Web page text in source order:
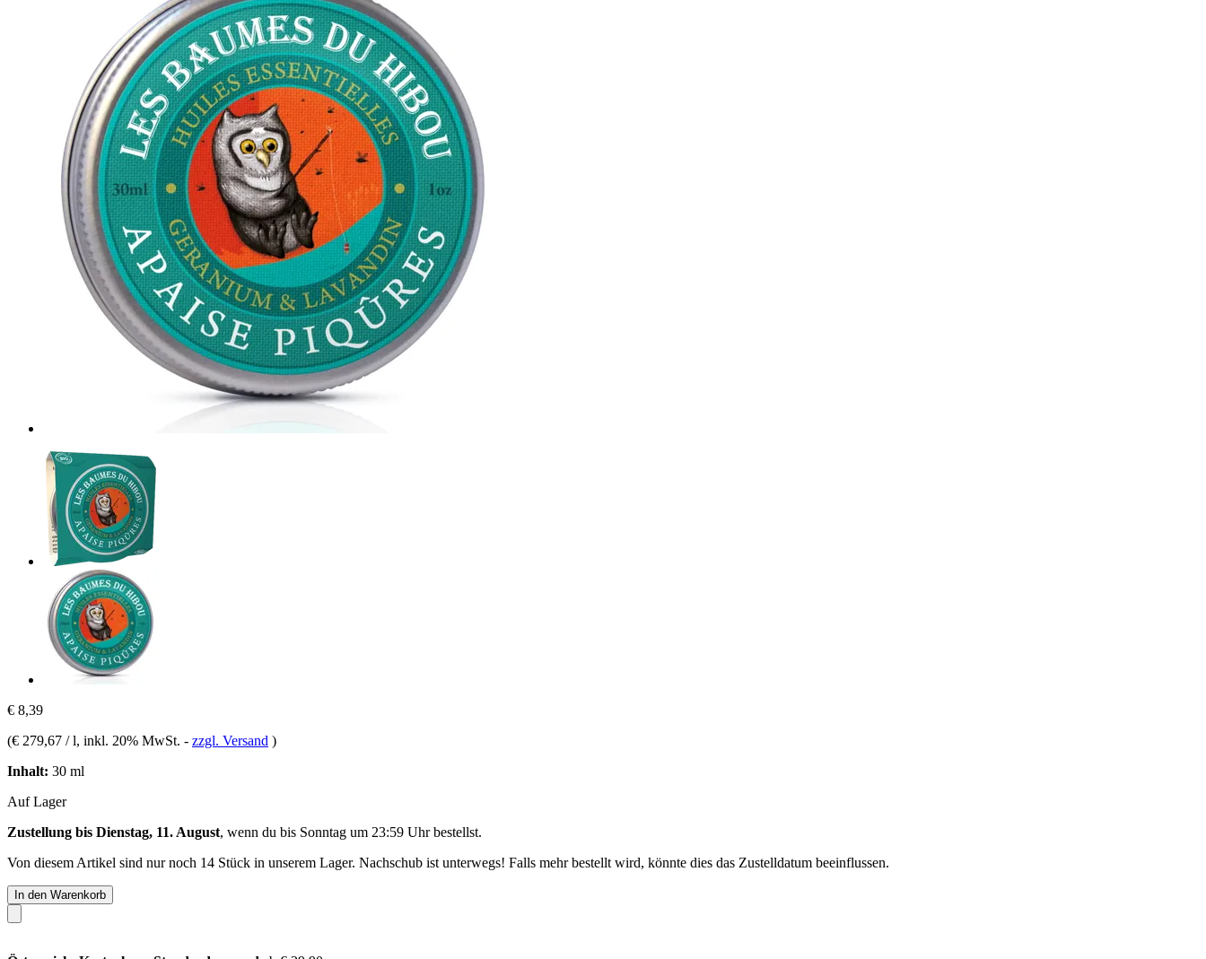
€ 8,39
(€ 279,67 / l, inkl. 20% MwSt. - zzgl. Versand )
Inhalt: 30 ml
Auf Lager
Zustellung bis Dienstag, 11. August, wenn du bis Sonntag um 23:59 Uhrbestellst.
Von diesem Artikel sind nur noch 14 Stück in unserem Lager. Nachschub ist unterwegs! Falls mehr bestellt wird, könnte dies das Zustelldatum beeinflussen.
In den Warenkorb